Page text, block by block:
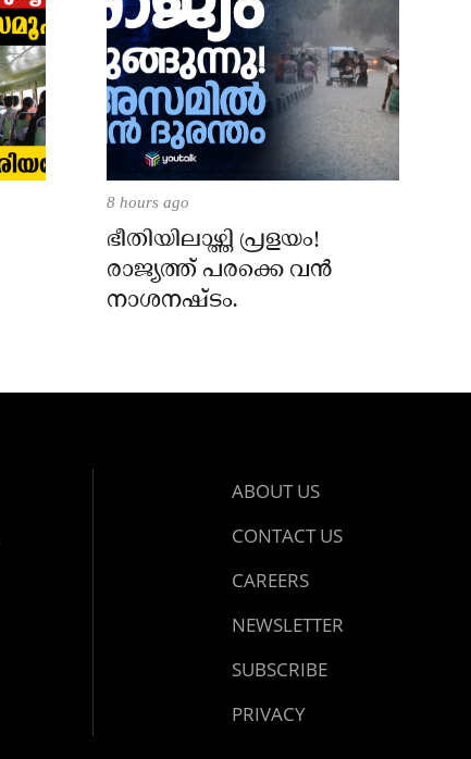
8 hours ago
ഭീതിയിലാഴ്ത്തി പ്രളയം!
രാജ്യത്ത് പരക്കെ വൻ
നാശനഷ്ടം.
ABOUT US
CONTACT US
CAREERS
NEWSLETTER
SUBSCRIBE
PRIVACY